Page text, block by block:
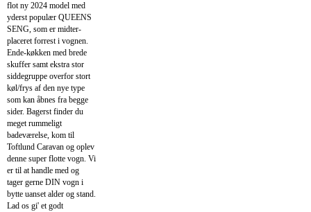
flot ny 2024 model med
yderst populær QUEENS
SENG, som er midter-
placeret forrest i vognen.
Ende-køkken med brede
skuffer samt ekstra stor
siddegruppe overfor stort
køl/frys af den nye type
som kan åbnes fra begge
sider. Bagerst finder du
meget rummeligt
badeværelse, kom til
Toftlund Caravan og oplev
denne super flotte vogn. Vi
er til at handle med og
tager gerne DIN vogn i
bytte uanset alder og stand.
Lad os gi' et godt